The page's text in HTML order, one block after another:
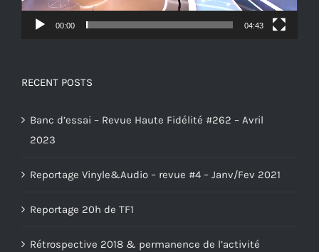
00:00 04:43
RECENT POSTS
Banc d’essai – Revue Haute Fidélité #262 – Avril
2023
Reportage Vinyle&Audio – revue #4 – Janv/Fev 2021
Reportage 20h de TF1
Rétrospective 2018 & permanence de l’activité